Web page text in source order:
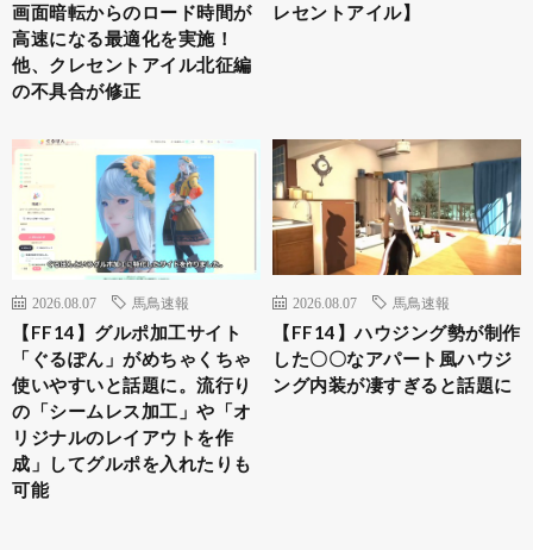
画面暗転からのロード時間が
高速になる最適化を実施！
他、クレセントアイル北征編
の不具合が修正
レセントアイル】
2026.08.07 馬鳥速報
【FF14】グルポ加工サイト
「ぐるぽん」がめちゃくちゃ
使いやすいと話題に。流行り
の「シームレス加工」や「オ
リジナルのレイアウトを作
成」してグルポを入れたりも
可能
2026.08.07 馬鳥速報
【FF14】ハウジング勢が制作
した〇〇なアパート風ハウジ
ング内装が凄すぎると話題に